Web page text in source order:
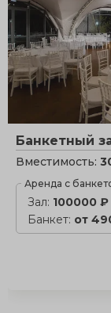
Банкетный
Вместимость:
Аренда с
Зал: 100000 ₽
Банкет: от